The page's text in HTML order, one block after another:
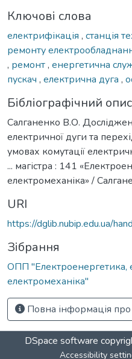
Ключові слова
електрифікація , станція
ремонту
, ремонт, енергетична
пускач , електрична дуга ,
Бібліографічний опис
Салганенко В.О.
електричної дуги та
умовах комутації
... магістра : 141
електромеханіка» /
URI
https://dglib.nubip.edu.ua/
Зібрання
ОПП "Електроенергетика,
електромеханіка"
Повна інформація
DSpace software
Accessibility